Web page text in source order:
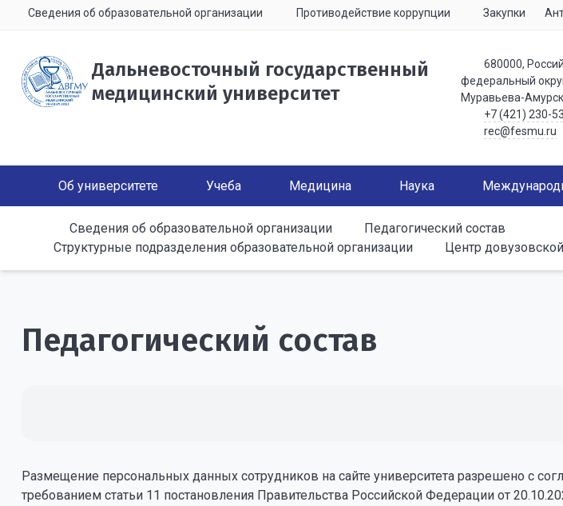
Сведения об образовательной организации Противодействие коррупции Закупки
Дальневосточный государственный
медицинский университет
680000,
федеральный
Муравьева-
+7 (421) 230-
rec@fesmu.ru
Об университете Учеба Медицина Наука
Сведения об образовательной организации
Педагогический состав
Структурные подразделения образовательной организации
Центр
Педагогический состав
Размещение персональных данных сотрудников на сайте университета разрешено с
требованием статьи 11 постановления Правительства Российской Федерации от